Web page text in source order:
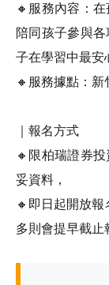
🔸服務內容：
陪同孩子參與
子在學習中最安
🔸服務據點：新
｜報名方式
🔸限柏瑞證券投
妥資料，
🔸即日起開放報
多則會提早截止